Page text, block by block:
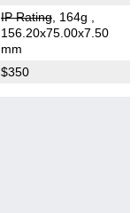
IP Rating, 164g
156.20x75.00x7.50
mm
$350